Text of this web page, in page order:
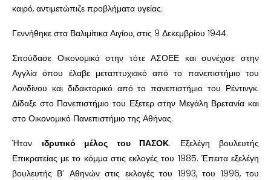
καιρό, αντιμετώπιζε προβλήματα υγείας.
Γεννήθηκε στα Βαλιμίτικα Αιγίου, στις 9 Δεκεμβρίου 1944.
Σπούδασε Οικονομικά στην τότε ΑΣΟΕΕ και συνέχισε στην
Αγγλία όπου έλαβε μεταπτυχιακό από το πανεπιστήμιο του
Λονδίνου και διδακτορικό από το πανεπιστήμιο του Ρέντινγκ.
Δίδαξε στο Πανεπιστήμιο του Εξετερ στην Μεγάλη Βρετανία και
στο Οικονομικό Πανεπιστήμιο της Αθήνας.
Ήταν ιδρυτικό μέλος του ΠΑΣΟΚ. Εξελέγη βουλευτής
Επικρατείας με το κόμμα στις εκλογές του 1985. Έπειτα εξελέγη
βουλευτής Β’ Αθηνών στις εκλογές του 1993, του 1996, του